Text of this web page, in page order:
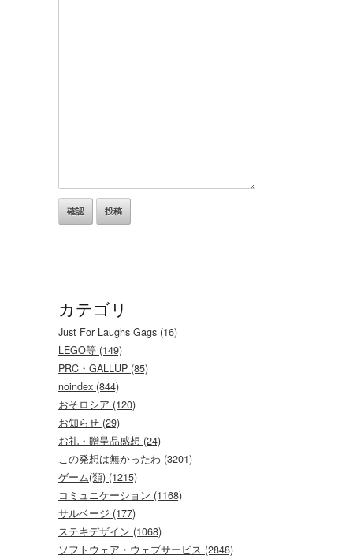
カテゴリ
Just For Laughs Gags (16)
LEGO等 (149)
PRC・GALLUP (85)
noindex (844)
おそロシア (120)
お知らせ (29)
お礼・贈呈品感想 (24)
この発想は無かったわ (3201)
ゲーム(類) (1215)
コミュニケーション (1168)
サルベージ (177)
ステキデザイン (1068)
ソフトウェア・ウェブサービス (2848)